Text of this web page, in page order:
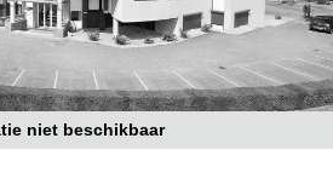
niet beschikbaar